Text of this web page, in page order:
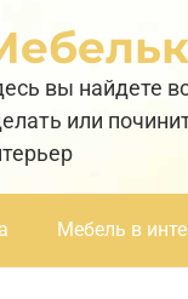
вы найдете
или
Мебель в